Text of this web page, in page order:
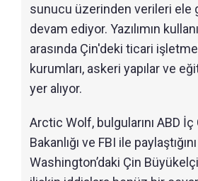
sunucu üzerinden verileri ele
devam ediyor. Yazılımın
arasında Çin'deki ticari
kurumları, askeri yapılar ve
yer alıyor.
Arctic Wolf, bulgularını ABD
Bakanlığı ve FBI ile
Washington’daki Çin